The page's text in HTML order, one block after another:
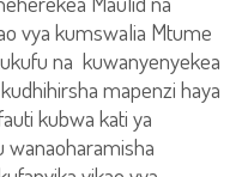
vya kumswalia Mtume
na kuwanyenyekea
mapenzi haya
kubwa kati ya
wanaoharamisha